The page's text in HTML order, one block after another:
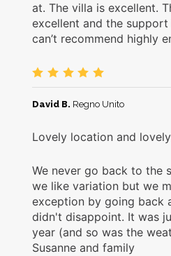
at. The villa is excellent.
excellent and the
can’t recommend highly
David B. Regno Unito
Lovely location and
We never go back to the
we like variation but we
exception by going back
didn't disappoint. It was
year (and so was the
Susanne and family